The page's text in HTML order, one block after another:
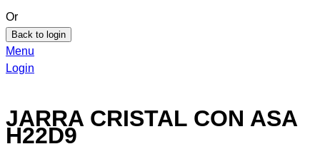
Or
Back to login
Menu
Login
JARRA CRISTAL CON ASA
H22D9